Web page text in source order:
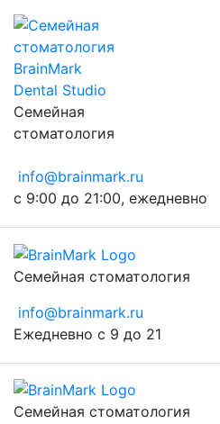
Семейная
стоматология
info@brainmark.ru
с 9:00 до 21:00, ежедневно
Семейная стоматология
info@brainmark.ru
Ежедневно с 9 до 21
Семейная стоматология